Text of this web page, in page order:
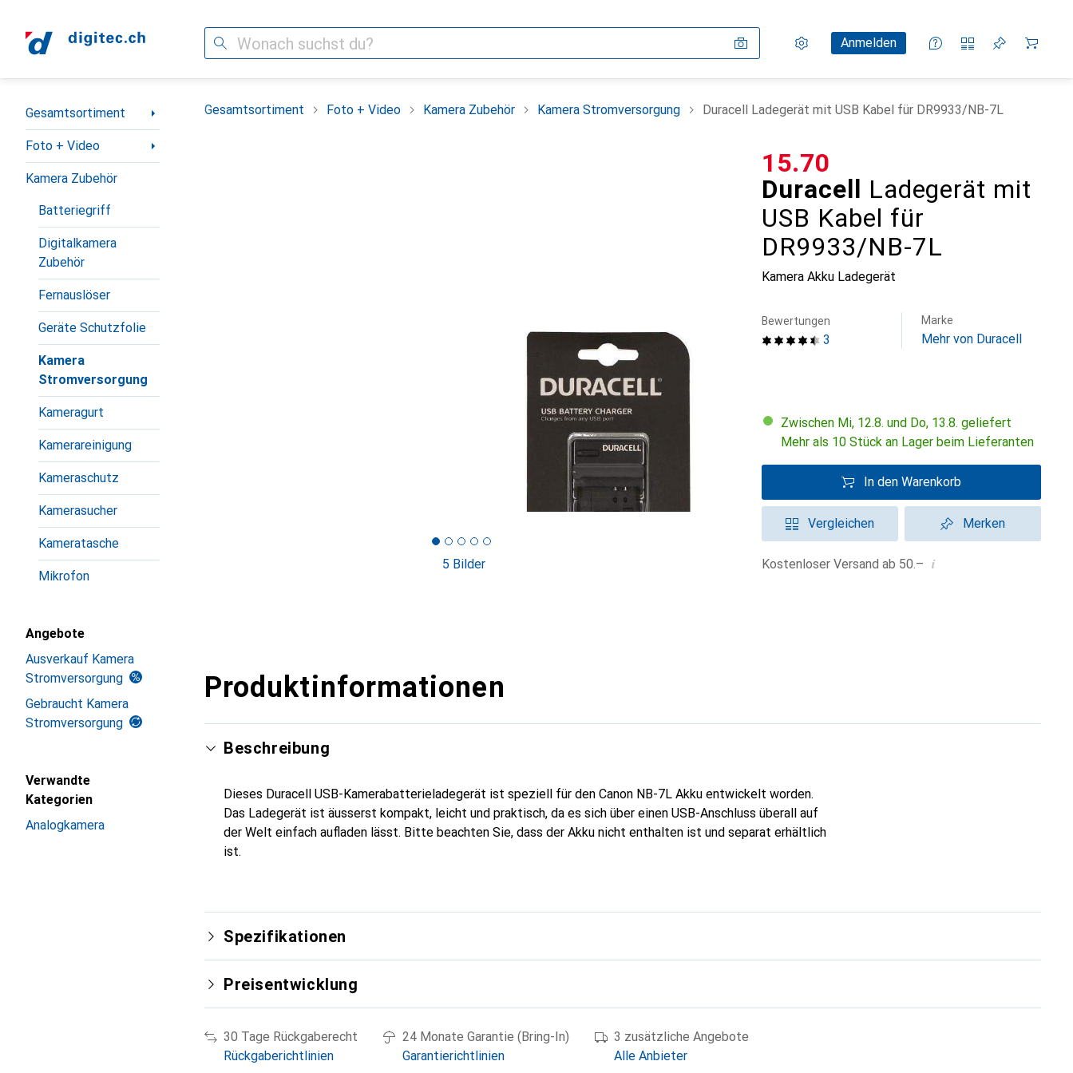
Suche Einstellungen
KundenkontoAnmelden
Vergleichslisten
Merklisten
Warenkorb
Navigation nach Kategorien
Gesamtsortiment
Foto + Video
Kamera Zubehör
Batteriegriff
Digitalkamera
Zubehör
Fernauslöser
Geräte Schutzfolie
Kamera
Stromversorgung
Kameragurt
Kamerareinigung
Kameraschutz
Kamerasucher
Kameratasche
Mikrofon
Angebote
Ausverkauf Kamera
Stromversorgung
Gebraucht Kamera
Stromversorgung
Verwandte
Kategorien
Analogkamera
Gesamtsortiment Foto + Video Kamera Zubehör Kamera Stromversorgung Duracell Ladegerät mit USB Kabel für DR9933/NB-7L
5 Bilder
Duracell Ladegerät mit
USB Kabel für
DR9933/NB-7L
Kamera Akku Ladegerät
CHF
15.70
3
Bewertungen Marke
Mehr von Duracell
Zwischen Mi, 12.8. und Do, 13.8. geliefert
Mehr als 10 Stück an Lager beim Lieferanten
In den Warenkorb
Vergleichen Merken
Kostenloser Versand ab 50.– i
Produktinformationen
Beschreibung
Dieses Duracell USB-Kamerabatterieladegerät ist speziell für den Canon NB-7L Akku entwickelt worden.
Das Ladegerät ist äusserst kompakt, leicht und praktisch, da es sich über einen USB-Anschluss überall auf
der Welt einfach aufladen lässt. Bitte beachten Sie, dass der Akku nicht enthalten ist und separat erhältlich
ist.
Spezifikationen
Preisentwicklung
30 Tage Rückgaberecht
Rückgaberichtlinien
24 Monate Garantie (Bring-In)
Garantierichtlinien
3 zusätzliche Angebote
Alle Anbieter